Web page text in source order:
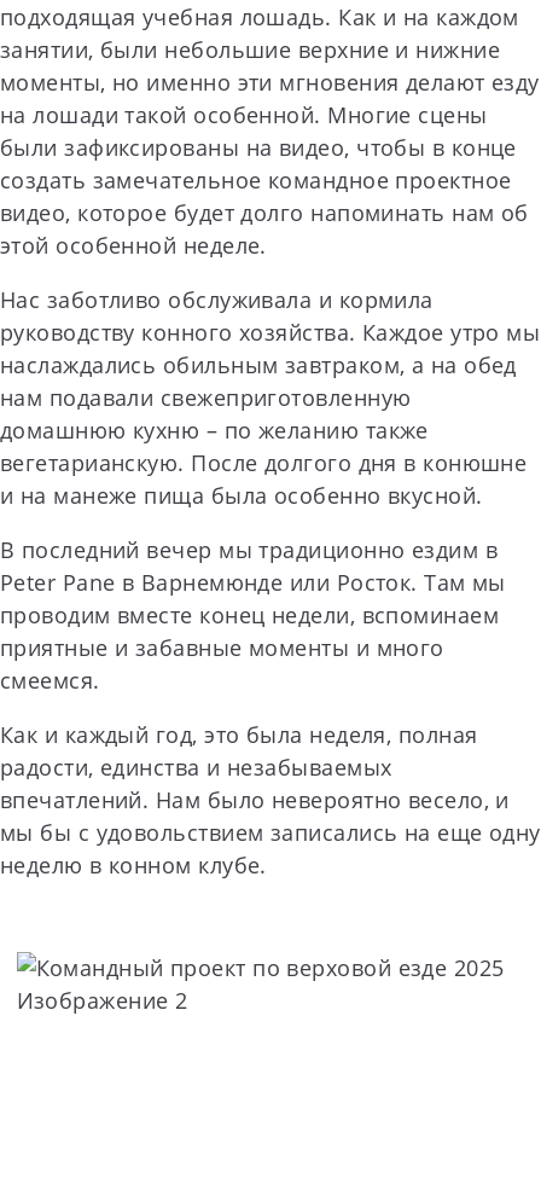
подходящая учебная лошадь. Как и на каждом
занятии, были небольшие верхние и нижние
моменты, но именно эти мгновения делают езду
на лошади такой особенной. Многие сцены
были зафиксированы на видео, чтобы в конце
создать замечательное командное проектное
видео, которое будет долго напоминать нам об
этой особенной неделе.
Нас заботливо обслуживала и кормила
руководству конного хозяйства. Каждое утро мы
наслаждались обильным завтраком, а на обед
нам подавали свежеприготовленную
домашнюю кухню – по желанию также
вегетарианскую. После долгого дня в конюшне
и на манеже пища была особенно вкусной.
В последний вечер мы традиционно ездим в
Peter Pane в Варнемюнде или Росток. Там мы
проводим вместе конец недели, вспоминаем
приятные и забавные моменты и много
смеемся.
Как и каждый год, это была неделя, полная
радости, единства и незабываемых
впечатлений. Нам было невероятно весело, и
мы бы с удовольствием записались на еще одну
неделю в конном клубе.